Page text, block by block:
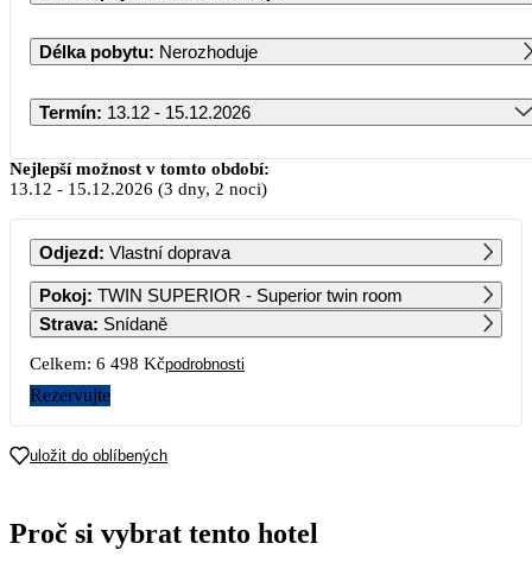
Délka pobytu: Nerozhoduje
Termín: 13.12 - 15.12.2026
Prosinec 2026
PO ÚT ST ČT PÁ SO NE
1 2 3 4
3 619
5
3 619
6
3 539
7
3 539
8
3 509
9
3 539
10 11 12 13
14
3 249 3 249 3 249 3 699 7 549 14 129 14 129
21 22
28
11 389
29 30 31
Nejlepší možnost v tomto období:
13.12 - 15.12.2026 (3 dny, 2 noci)
Odjezd: Vlastní doprava
Pokoj: TWIN SUPERIOR - Superior twin room
Strava: Snídaně
Celkem: 6 498 Kčpodrobnosti
Rezervujte
uložit do oblíbených
Proč si vybrat tento hotel